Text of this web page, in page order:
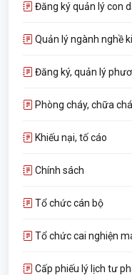
Đăng ký quản lý con
Quản lý ngành nghề
Đăng ký, quản lý
Phòng cháy, chữa
Khiếu nại, tố cáo
Chính sách
Tổ chức cán bộ
Tổ chức cai nghiện
Cấp phiếu lý lịch tư